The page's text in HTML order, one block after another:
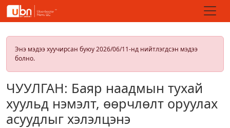
Энэ мэдээ хуучирсан буюу 2026/06/11-нд нийтлэгдсэн мэдээ
болно.
ЧУУЛГАН: Баяр наадмын тухай
хуульд нэмэлт, өөрчлөлт оруулах
асуудлыг хэлэлцэнэ